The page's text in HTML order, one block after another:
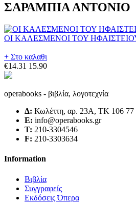
ΣΑΡΑΜΠΙΑ ΑΝΤΟΝΙΟ
ΟΙ ΚΑΛΕΣΜΕΝΟΙ ΤΟΥ
+ Στο καλαθι
€14.31 15.90
operabooks - βιβλία, λογοτεχνία
Δ: Κωλέττη, αρ. 23Α, ΤΚ 106 77
E: info@operabooks.gr
Τ: 210-3304546
F: 210-3303634
Information
Βιβλία
Συγγραφείς
Εκδόσεις Όπερα